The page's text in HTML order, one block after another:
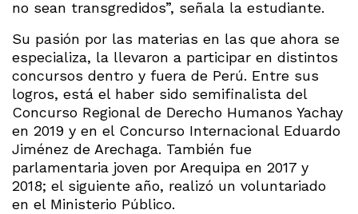
no sean transgredidos”, señala la estudiante.
Su pasión por las materias en las que ahora se
especializa, la llevaron a participar en distintos
concursos dentro y fuera de Perú. Entre sus
logros, está el haber sido semifinalista del
Concurso Regional de Derecho Humanos Yachay
en 2019 y en el Concurso Internacional Eduardo
Jiménez de Arechaga. También fue
parlamentaria joven por Arequipa en 2017 y
2018; el siguiente año, realizó un voluntariado
en el Ministerio Público.